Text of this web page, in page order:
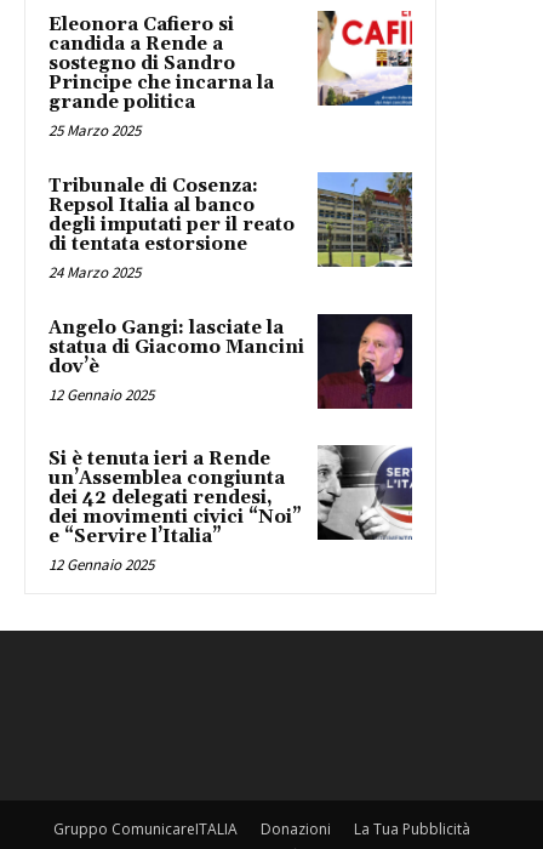
Eleonora Cafiero si
candida a Rende a
sostegno di Sandro
Principe che incarna la
grande politica
25 Marzo 2025
Tribunale di Cosenza:
Repsol Italia al banco
degli imputati per il reato
di tentata estorsione
24 Marzo 2025
Angelo Gangi: lasciate la
statua di Giacomo Mancini
dov’è
12 Gennaio 2025
Si è tenuta ieri a Rende
un’Assemblea congiunta
dei 42 delegati rendesi,
dei movimenti civici “Noi”
e “Servire l’Italia”
12 Gennaio 2025
Gruppo ComunicareITALIA Donazioni
La Tua Pubblicità